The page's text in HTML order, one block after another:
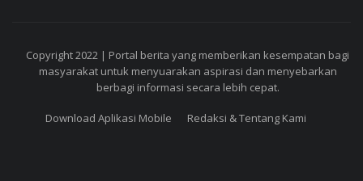
Copyright 2022 | Portal berita yang memberikan kesempatan bagi
masyarakat untuk menyuarakan aspirasi dan menyebarkan
berbagi informasi secara lebih cepat.
Download Aplikasi Mobile Redaksi & Tentang Kami